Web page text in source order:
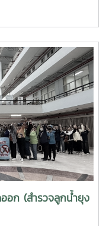
าช สาริณีสิริพัชร มหา
ยศสุขนักศึกษาที่เข้า
สา ครั้งละ 8 ชั่วโมง-
โลหิต จำนวน 95 คน
น 63 คน ( 28,350 CC.)
อก (สำรวจลูกน้ำยุง